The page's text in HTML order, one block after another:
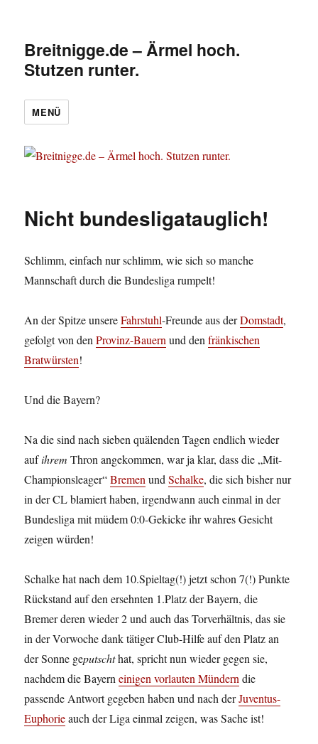
Breitnigge.de – Ärmel hoch.
Stutzen runter.
MENÜ
Nicht bundesligatauglich!
Schlimm, einfach nur schlimm, wie sich so manche
Mannschaft durch die Bundesliga rumpelt!
An der Spitze unsereFahrstuhl-Freunde aus derDomstadt,
gefolgt von denProvinz-Bauernund denfränkischen
Bratwürsten!
Und die Bayern?
Na die sind nach sieben quälenden Tagen endlich wieder
aufihrem Thron angekommen, war ja klar, dass die „Mit-
Championsleager“BremenundSchalke, die sich bisher nur
in der CL blamiert haben, irgendwann auch einmal in der
Bundesliga mit müdem 0:0-Gekicke ihr wahres Gesicht
zeigen würden!
Schalke hat nach dem 10.Spieltag(!) jetzt schon 7(!) Punkte
Rückstand auf den ersehnten 1.Platz der Bayern, die
Bremer deren wieder 2 und auch das Torverhältnis, das sie
in der Vorwoche dank tätiger Club-Hilfe auf den Platz an
der Sonne geputschthat, spricht nun wieder gegen sie,
nachdem die Bayerneinigen vorlauten Münderndie
passende Antwort gegeben haben und nach derJuventus-
Euphorieauch der Liga einmal zeigen, was Sache ist!